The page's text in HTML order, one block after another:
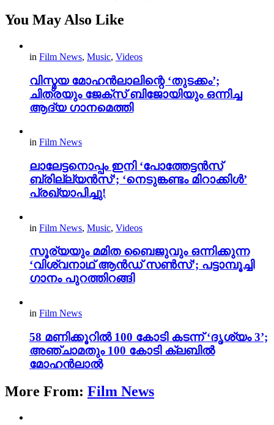
You May Also Like
in Film News, Music, Videos
വിസ്മയ മോഹൻലാലിന്റെ ‘തുടക്കം’;
ചിത്രയും ജേക്സ് ബിജോയിയും ഒന്നിച്ച
ആദ്യ ഗാനമെത്തി
in Film News
ലാലേട്ടനൊപ്പം ഇനി ‘പോത്തേട്ടൻസ്
ബ്രില്ല്യൻസ്’; ‘നെടുങ്കണ്ടം മിറാക്കിൾ’
പ്രഖ്യാപിച്ചു!
in Film News, Music, Videos
സൂര്യയും മമിത ബൈജുവും ഒന്നിക്കുന്ന
‘വിശ്വനാഥ് ആൻഡ് സൺസ്’; പട്ടാമ്പൂച്ചി
ഗാനം പുറത്തിറങ്ങി
in Film News
58 മണിക്കൂറിൽ 100 കോടി കടന്ന് ‘ദൃശ്യം 3’;
അഞ്ചാമതും 100 കോടി ക്ലബിൽ
മോഹൻലാൽ
More From: Film News